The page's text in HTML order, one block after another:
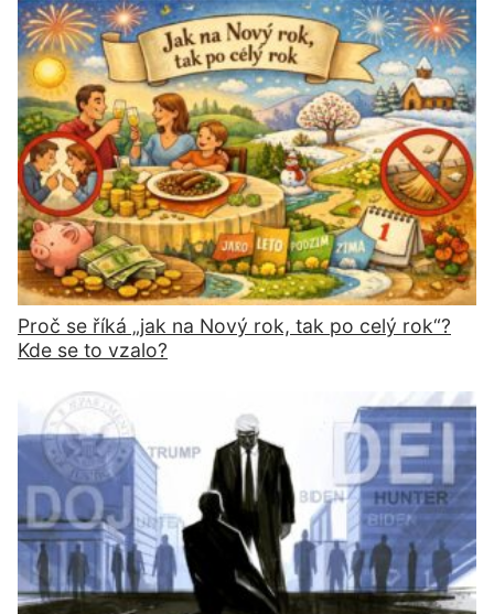
Proč se říká „jak na Nový rok, tak po celý rok“?
Kde se to vzalo?